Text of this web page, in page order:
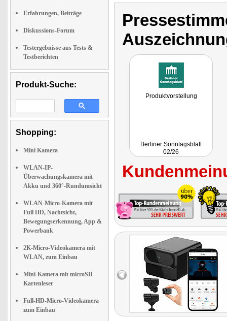
Erfahrungen, Beiträge
Diskussions-Forum
Testergebnisse aus Tests &
Testberichten
Produkt-Suche:
Shopping:
Mini Kamera
WLAN-IP-
Überwachungskamera mit
Akku und 360°-Rundumsicht
WLAN-Micro-Kamera mit
Full HD, Nachtsicht,
Bewegungserkennung, App &
Powerbank
2K-Micro-Videokamera mit
WLAN, zum Einbau
Mini-Kamera mit microSD-
Kartenleser
Full-HD-Micro-Videokamera
zum Einbau
Produktvorstellung
Berliner Sonntagsblatt
02/26